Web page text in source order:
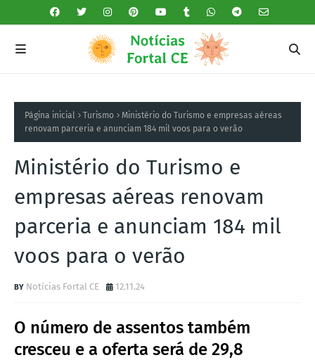
Página inicial Turismo
Ministério do Turismo e empresas aéreas
renovam parceria e anunciam 184 mil voos para o verão
Ministério do Turismo e
empresas aéreas renovam
parceria e anunciam 184 mil
voos para o verão
Notícias Fortal CE 12.11.24
O número de assentos também
cresceu e a oferta será de 29,8